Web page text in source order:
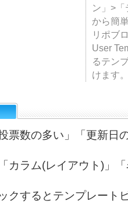
ン」>
から簡
リポブ
User
るテン
けます
票数の多い」「更新日
カラム(レイアウト)」
クするとテンプレート